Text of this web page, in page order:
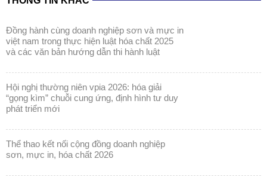
đồng hành cùng doanh nghiệp sơn và mực in
việt nam trong thực hiện luật hóa chất 2025
và các văn bản hướng dẫn thi hành luật
hội nghị thường niên vpia 2026: hóa giải
“gọng kìm” chuỗi cung ứng, định hình tư duy
phát triển mới
thể thao kết nối cộng đồng doanh nghiệp
sơn, mực in, hóa chất 2026